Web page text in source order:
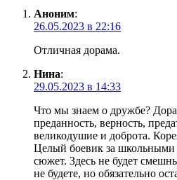
Аноним:
26.05.2023 в 22:16
Отличная дорама.
Нина:
29.05.2023 в 14:33
Что мы знаем о дружбе?
преданность, верность,
великодушие и доброта.
Целый боевик за
сюжет. Здесь не будет
не будете, но обязательно